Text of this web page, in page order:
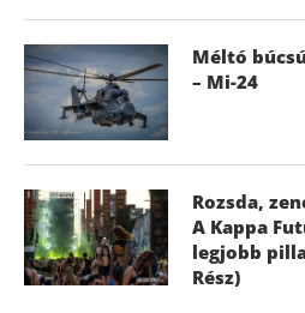
Méltó
– Mi-24
Rozsda,
A Kappa
legjobb
Rész)